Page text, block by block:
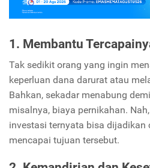
1. Membantu
Tak sedikit orang yang ingin
keperluan dana darurat atau
Bahkan, sekadar menabung
misalnya, biaya pernikahan.
investasi ternyata bisa dijadikan
mencapai tujuan tersebut.